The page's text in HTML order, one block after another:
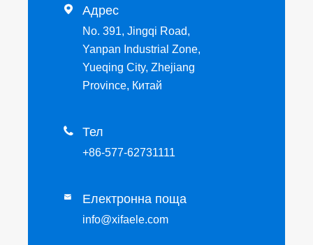
 Адрес
No. 391, Jingqi Road,
Yanpan Industrial Zone,
Yueqing City, Zhejiang
Province, Китай
 Тел
+86-577-62731111
 Електронна поща
info@xifaele.com